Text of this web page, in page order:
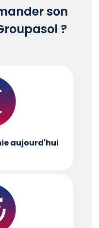
son
?
aujourd'hui